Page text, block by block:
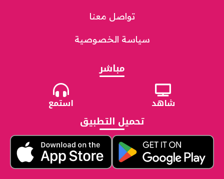
تواصل معنا
سياسة الخصوصية
مباشر
شاهد استمع
تحميل التطبيق